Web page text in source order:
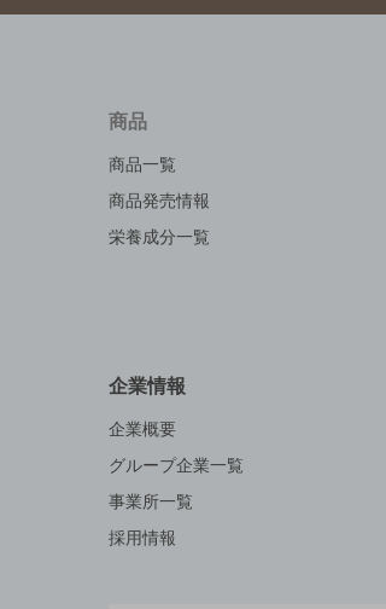
商品
商品一覧
商品発売情報
栄養成分一覧
企業情報
企業概要
グループ企業一覧
事業所一覧
採用情報